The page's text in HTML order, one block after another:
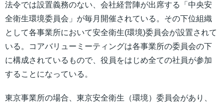
法令では設置義務のない、会社経営陣が出席する「中央安
全衛生環境委員会」が毎月開催されている。その下位組織
として各事業所において安全衛生(環境)委員会が設置されて
いる。コアバリューミーティングは各事業所の委員会の下
に構成されているもので、役員をはじめ全ての社員が参加
することになっている。
東京事業所の場合、東京安全衛生（環境）委員会があり、